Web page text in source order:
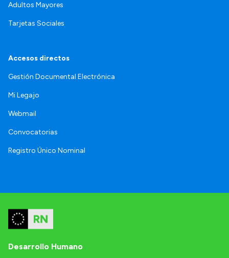
Adultos Mayores
Tarjetas Sociales
Accesos directos
Gestión Documental Electrónica
Mi Legajo
Webmail
Convocatorias
Registro Único Nominal
Desarrollo Humano